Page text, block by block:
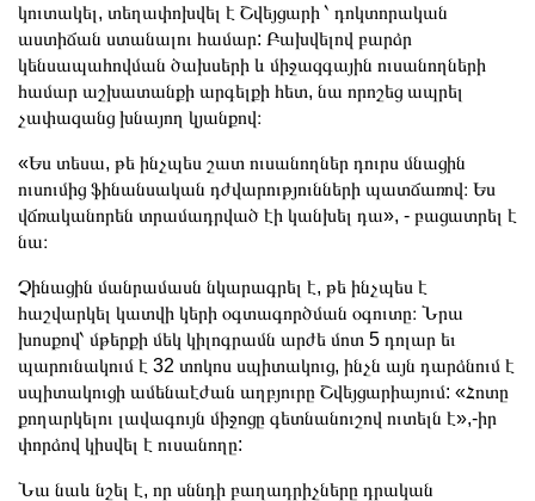
կուտակել, տեղափոխվել է Շվեյցարի ՝ դոկտորական
աստիճան ստանալու համար: Բախվելով բարձր
կենսապահովման ծախսերի և միջազգային ուսանողների
համար աշխատանքի արգելքի հետ, նա որոշեց ապրել
չափազանց խնայող կյանքով։
«Ես տեսա, թե ինչպես շատ ուսանողներ դուրս մնացին
ուսումից ֆինանսական դժվարությունների պատճառով։ Ես
վճռականորեն տրամադրված էի կանխել դա», - բացատրել է
նա։
Չինացին մանրամասն նկարագրել է, թե ինչպես է
հաշվարկել կատվի կերի օգտագործման օգուտը։ Նրա
խոսքով՝ մթերքի մեկ կիլոգրամն արժե մոտ 5 դոլար եւ
պարունակում է 32 տոկոս սպիտակուց, ինչն այն դարձնում է
սպիտակուցի ամենաէժան աղբյուրը Շվեյցարիայում: «Հոտը
քողարկելու լավագույն միջոցը գետնանուշով ուտելն է»,-իր
փորձով կիսվել է ուսանողը:
Նա նաև նշել է, որ սննդի բաղադրիչները դրական